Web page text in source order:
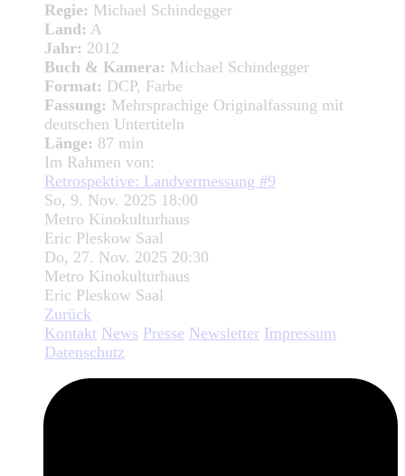
Regie: Michael Schindegger
Land: A
Jahr: 2012
Buch & Kamera: Michael Schindegger
Format: DCP, Farbe
Fassung: Mehrsprachige Originalfassung mit
deutschen Untertiteln
Länge: 87 min
Im Rahmen von:
Retrospektive: Landvermessung #9
So, 9. Nov. 2025 18:00
Metro Kinokulturhaus
Eric Pleskow Saal
Do, 27. Nov. 2025 20:30
Metro Kinokulturhaus
Eric Pleskow Saal
Zurück
Kontakt News Presse Newsletter Impressum
Datenschutz